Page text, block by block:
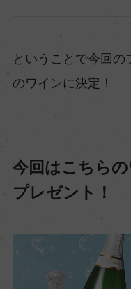
ということで今回の
のワインに決定！
今回はこちら
プレゼント！